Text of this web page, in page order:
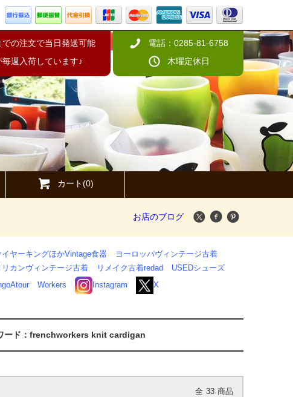
での注文で当日発送可能
毎週入荷しています♪
電話：0285-81-6758
木曜定休日
カート(0)
お店のブログ
イヤーキングほかVintage食器
ヨーロッパヴィンテージ古着
リカンヴィンテージ古着
リメイク古着redad
USEDシューズ
Workers Instagram X
ード：frenchworkers knit cardigan
全 33 商品